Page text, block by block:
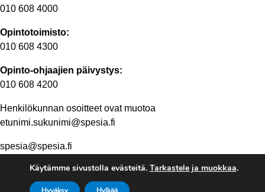
010 608 4000
Opintotoimisto:
010 608 4300
Opinto-ohjaajien päivystys:
010 608 4200
Henkilökunnan osoitteet ovat muotoa
etunimi.sukunimi@spesia.fi
spesia@spesia.fi
Henkilöstön yhteystiedot
Käytämme sivustolla evästeitä. Tarkastele ja muokkaa.